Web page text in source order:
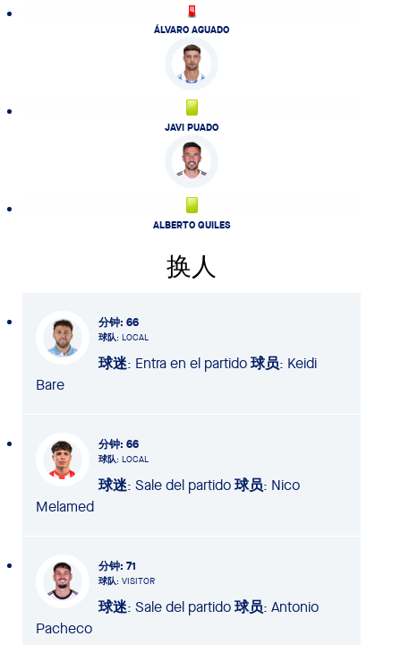
ÁLVARO AGUADO
JAVI PUADO
ALBERTO QUILES
换人
分钟: 66
球队: LOCAL
球迷: Entra en el partido球员: Keidi
Bare
分钟: 66
球队: LOCAL
球迷: Sale del partido球员: Nico
Melamed
分钟: 71
球队: VISITOR
球迷: Sale del partido球员: Antonio
Pacheco